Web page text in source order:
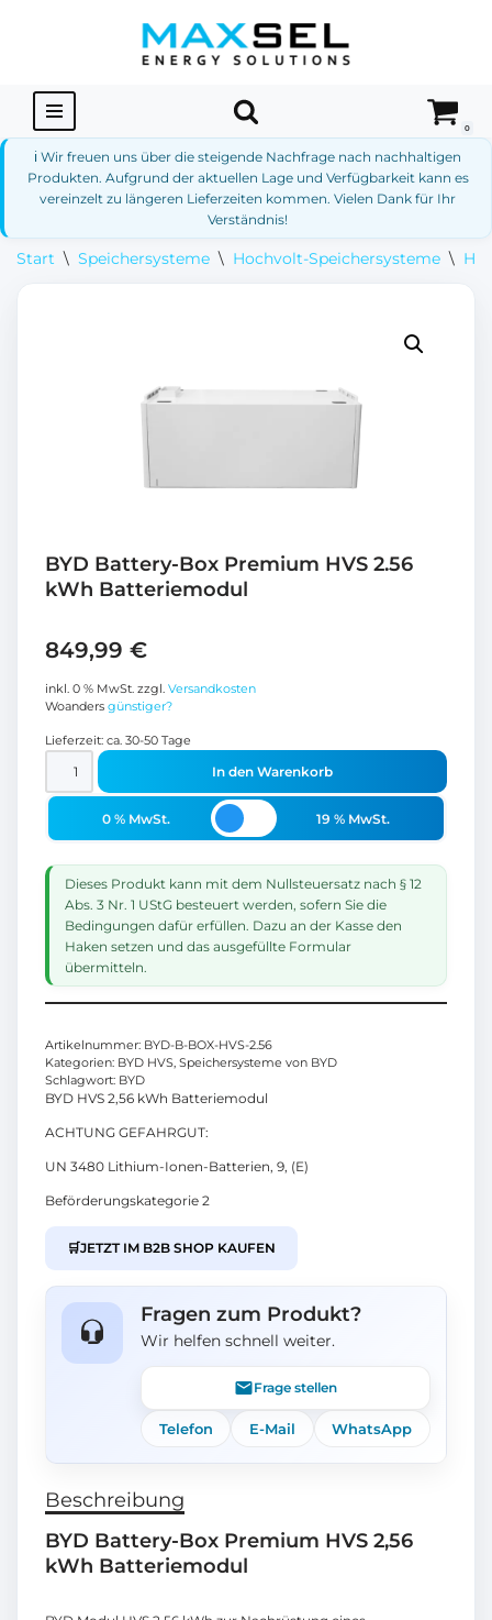
springen
0
ℹ️ Wir freuen uns über die steigende Nachfrage nach nachhaltigen
Produkten. Aufgrund der aktuellen Lage und Verfügbarkeit kann es
vereinzelt zu längeren Lieferzeiten kommen. Vielen Dank für Ihr
Verständnis!
Start \ Speichersysteme \ Hochvolt-Speichersysteme \
BYD Battery-Box Premium HVS 2.56
kWh Batteriemodul
849,99 €
inkl. 0 % MwSt. zzgl. Versandkosten
Woanders günstiger?
Lieferzeit: ca. 30-50 Tage
In den Warenkorb
0 % MwSt. 19 % MwSt.
Dieses Produkt kann mit dem Nullsteuersatz nach § 12
Abs. 3 Nr. 1 UStG besteuert werden, sofern Sie die
Bedingungen dafür erfüllen. Dazu an der Kasse den
Haken setzen und das ausgefüllte Formular
übermitteln.
Artikelnummer: BYD-B-BOX-HVS-2.56
Kategorien: BYD HVS, Speichersysteme von BYD
Schlagwort: BYD
BYD HVS 2,56 kWh Batteriemodul
ACHTUNG GEFAHRGUT:
UN 3480 Lithium-Ionen-Batterien, 9, (E)
Beförderungskategorie 2
🛒JETZT IM B2B SHOP KAUFEN
Fragen zum Produkt?
Wir helfen schnell weiter.
Frage stellen
Telefon E-Mail WhatsApp
Beschreibung
BYD Battery-Box Premium HVS 2,56
kWh Batteriemodul